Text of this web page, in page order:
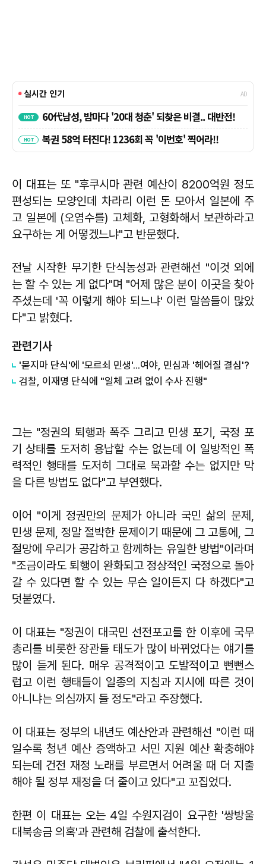
이 대표는 또 "후쿠시마 관련 예산이 8200억원 정도
편성되는 모양인데 차라리 이런 돈 모아서 일본에 주
고 일본에 (오염수를) 고체화, 고형화해서 보관하라고
요구하는 게 어떻겠느냐"고 반문했다.
전날 시작한 무기한 단식농성과 관련해선 "이것 외에
는 할 수 있는 게 없다"며 "어제 많은 분이 이곳을 찾아
주셨는데 '꼭 이렇게 해야 되느냐' 이런 말씀들이 많았
다"고 밝혔다.
관련기사
'묻지마 단식'에 '모르쇠 민생'...여야, 민심과 '헤어질 결심'?
검찰, 이재명 단식에 "일체 고려 없이 수사 진행"
그는 "정권의 퇴행과 폭주 그리고 민생 포기, 국정 포
기 상태를 도저히 용납할 수는 없는데 이 일방적인 폭
력적인 행태를 도저히 그대로 묵과할 수는 없지만 막
을 다른 방법도 없다"고 부연했다.
이어 "이게 정권만의 문제가 아니라 국민 삶의 문제,
민생 문제, 정말 절박한 문제이기 때문에 그 고통에, 그
절망에 우리가 공감하고 함께하는 유일한 방법"이라며
"조금이라도 퇴행이 완화되고 정상적인 국정으로 돌아
갈 수 있다면 할 수 있는 무슨 일이든지 다 하겠다"고
덧붙였다.
이 대표는 "정권이 대국민 선전포고를 한 이후에 국무
총리를 비롯한 장관들 태도가 많이 바뀌었다는 얘기를
많이 듣게 된다. 매우 공격적이고 도발적이고 뻔뻔스
럽고 이런 행태들이 일종의 지침과 지시에 따른 것이
아니냐는 의심까지 들 정도"라고 주장했다.
이 대표는 정부의 내년도 예산안과 관련해선 "이런 때
일수록 청년 예산 증액하고 서민 지원 예산 확충해야
되는데 건전 재정 노래를 부르면서 어려울 때 더 지출
해야 될 정부 재정을 더 줄이고 있다"고 꼬집었다.
한편 이 대표는 오는 4일 수원지검이 요구한 '쌍방울
대북송금 의혹'과 관련해 검찰에 출석한다.